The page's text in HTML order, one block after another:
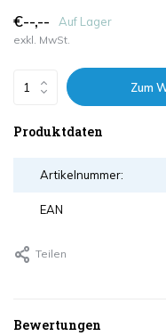
€--,-- Auf Lager
exkl. MwSt.
Zum
Produktdaten
Artikelnummer:
EAN
Teilen
Bewertungen